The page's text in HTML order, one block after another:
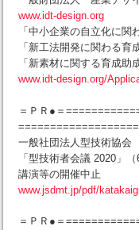
www.idt-design.org
「中小企業の自立化に関
「新工法開発に関わる育
「新素材に関する育成助
www.idt-design.org/
＝ＰＲ●＝
一般社団法人型技術協会
「型技術者会議 2020」
講演等の開催中止
www.jsdmt.jp/pdf/
＝ＰＲ●＝